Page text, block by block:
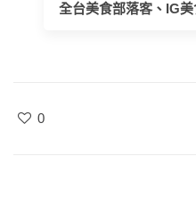
全台美食部落客、IG
0